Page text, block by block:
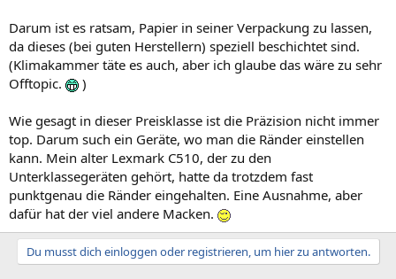
Darum ist es ratsam, Papier in seiner Verpackung zu lassen,
da dieses (bei guten Herstellern) speziell beschichtet sind.
(Klimakammer täte es auch, aber ich glaube das wäre zu sehr
Offtopic.
)
Wie gesagt in dieser Preisklasse ist die Präzision nicht immer
top. Darum such ein Geräte, wo man die Ränder einstellen
kann. Mein alter Lexmark C510, der zu den
Unterklassegeräten gehört, hatte da trotzdem fast
punktgenau die Ränder eingehalten. Eine Ausnahme, aber
dafür hat der viel andere Macken.
Du musst dich einloggen oder registrieren, um hier zu antworten.